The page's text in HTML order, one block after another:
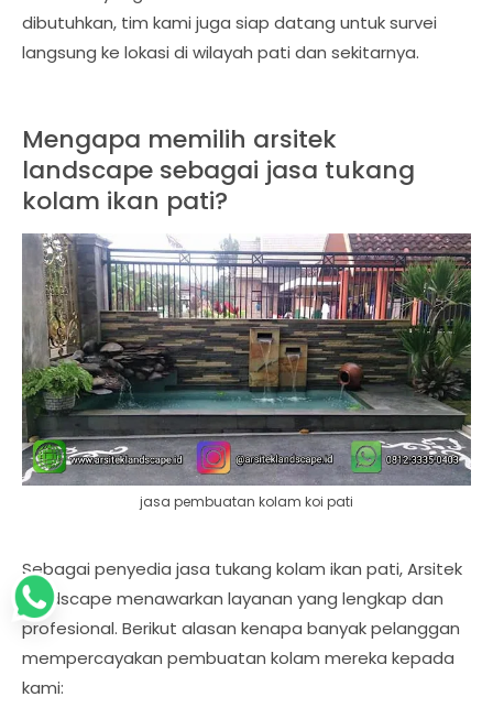
dibutuhkan, tim kami juga siap datang untuk survei
langsung ke lokasi di wilayah pati dan sekitarnya.
Mengapa memilih arsitek
landscape sebagai jasa tukang
kolam ikan pati?
jasa pembuatan kolam koi pati
Sebagai penyedia jasa tukang kolam ikan pati, Arsitek
Landscape menawarkan layanan yang lengkap dan
profesional. Berikut alasan kenapa banyak pelanggan
mempercayakan pembuatan kolam mereka kepada
kami: